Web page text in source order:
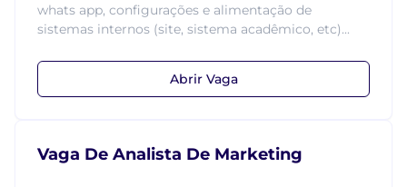
whats app, configurações e alimentação de
sistemas internos (site, sistema acadêmico, etc)...
Abrir Vaga
Vaga De Analista De Marketing